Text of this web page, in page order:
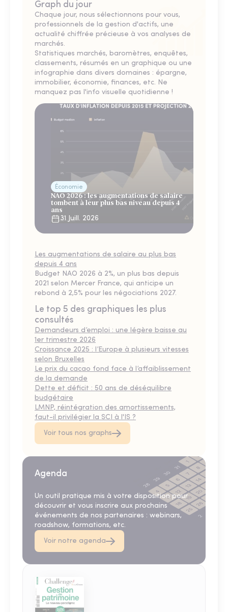
Graph du jour
Chaque jour, nous sélectionnons pour vous,
professionnels de la gestion d'actifs, une
actualité chiffrée précieuse à vos analyses de
marchés.
Statistiques marchés, baromètres, enquêtes,
classements, résumés en un graphique ou une
infographie dans divers domaines : épargne,
immobilier, économie, finances, etc. Ne
manquez pas l'info visuelle quotidienne !
Économie
NAO 2026 : les augmentations de salaire
tombent à leur plus bas niveau depuis 4
ans
31 Juill. 2026
Les augmentations de salaire au plus bas
depuis 4 ans
Budget NAO 2026 à 2%, un plus bas depuis
2021 selon Mercer France, qui anticipe un
rebond à 2,5% pour les négociations 2027.
Le top 5 des graphiques les plus
consultés
Demandeurs d’emploi : une légère baisse au
1er trimestre 2026
Croissance 2025 : l’Europe à plusieurs vitesses
selon Bruxelles
Le prix du cacao fond face à l’affaiblissement
de la demande
Dette et déficit : 50 ans de déséquilibre
budgétaire
LMNP, réintégration des amortissements,
faut-il privilégier la SCI à l'IS ?
Voir tous nos graphs
Agenda
Un outil pratique mis à votre disposition pour
découvrir et vous inscrire aux prochains
événements de nos partenaires : webinars,
roadshow, formations, etc.
Voir notre agenda